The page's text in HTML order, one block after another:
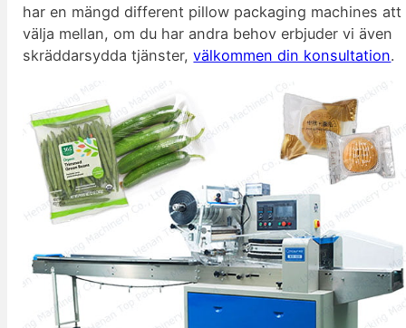
har en mängd different pillow packaging machines att
välja mellan, om du har andra behov erbjuder vi även
skräddarsydda tjänster,välkommen din konsultation.